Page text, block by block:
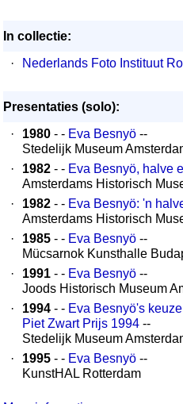
In collectie:
·
Nederlands Foto Instituut
Presentaties (solo):
·
1980 - - Eva Besnyö --
Stedelijk Museum
·
1982 - - Eva Besnyö, halve
Amsterdams Historisch
·
1982 - - Eva Besnyö: 'n
Amsterdams Historisch
·
1985 - - Eva Besnyö --
Mücsarnok Kunsthalle
·
1991 - - Eva Besnyö --
Joods Historisch Museum
·
1994 - - Eva Besnyö's
Piet Zwart Prijs 1994 --
Stedelijk Museum
·
1995 - - Eva Besnyö --
KunstHAL Rotterdam